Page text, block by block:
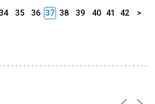
35 36 37 38 39 40 41 42 >